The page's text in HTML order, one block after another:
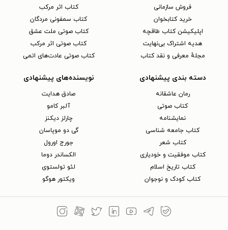
فروش سازمانی
خرید کتابخوان
اپلیکیشن کتاب طاقچه
هدیه اشتراک بی‌نهایت
مجلهٔ معرفی و نقد کتاب
کتاب اثر مرکب
کتاب سمفونی مردگان
کتاب صوتی ملت عشق
کتاب صوتی اثر مرکب
کتاب صوتی عادت‌های اتمی
دسته بندی پیشنهادی
رمان عاشقانه
کتاب‌ صوتی
نمایشنامه
کتاب جامعه شناسی
کتاب شعر
کتاب موفقیت و خودیاری
کتاب تاریخ اسلام
کتاب کودک و نوجوان
نویسنده‌های پیشنهادی
صادق هدایت
آلبر کامو
چارلز دیکنز
گی دو موپاسان
جورج اورول
الکساندر دوما
لئو تولستوی
ویکتور هوگو